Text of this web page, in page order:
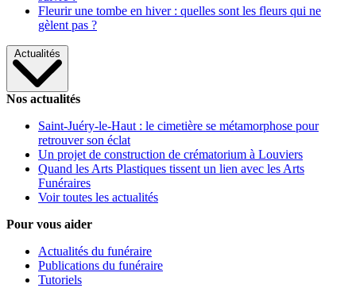
Fleurir une tombe en hiver : quelles sont les fleurs qui ne
gèlent pas ?
Actualités
Nos actualités
Saint-Juéry-le-Haut : le cimetière se métamorphose pour
retrouver son éclat
Un projet de construction de crématorium à Louviers
Quand les Arts Plastiques tissent un lien avec les Arts
Funéraires
Voir toutes les actualités
Pour vous aider
Actualités du funéraire
Publications du funéraire
Tutoriels